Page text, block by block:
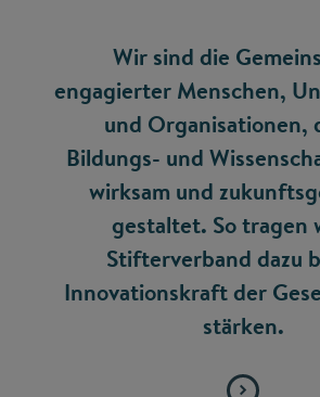
Wir sind die
engagierter Menschen,
und Organisationen,
Bildungs- und
wirksam und
gestaltet. So tragen
Stifterverband dazu
Innovationskraft der
stärken.